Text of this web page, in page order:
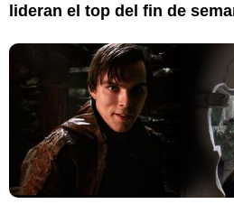
lideran el top del fin de